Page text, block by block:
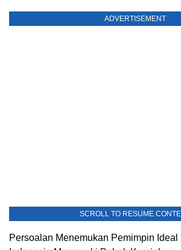
ADVERTISEMENT
SCROLL TO RESUME
Persoalan Menemukan Pemimpin Ideal